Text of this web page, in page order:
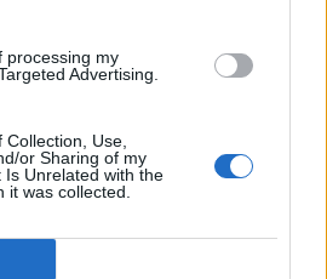
processing my
Advertising.
Use,
or Sharing of my
Is Unrelated with the
it was collected.
di Milik, dei sei di Kean,
e dell'uno di Soulé.
quasi tutte le altre big
è al 47,3% grazie ai dodici
Giroud, i sette di Rebic, i
di Ibrahimovic. L'
gol di Lookman, sette di